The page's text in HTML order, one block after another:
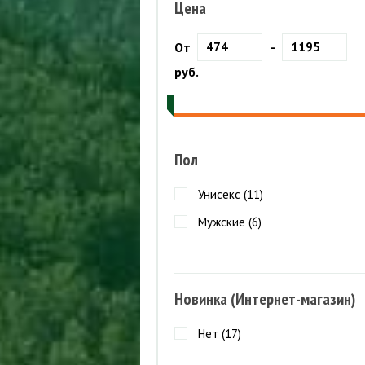
Куртки ветрозащитные
Куртки утепленные
БРЮКИ
Шорты
Брюки ветрозащитные
Брюки утепленные
ПАЛАТКИ
ТУРИСТИЧЕСКИЕ КОВРИКИ
СПАЛЬНЫЕ МЕШКИ
Цена
От
-
руб.
Пол
Унисекс (11)
Мужские (6)
Новинка (Интернет-магазин)
Нет (17)